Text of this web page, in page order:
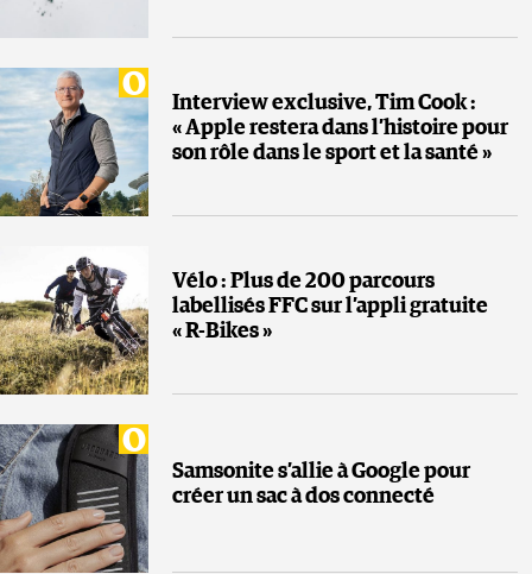
Interview exclusive, Tim Cook :
« Apple restera dans l’histoire pour
son rôle dans le sport et la santé »
Vélo : Plus de 200 parcours
labellisés FFC sur l’appli gratuite
« R-Bikes »
Samsonite s’allie à Google pour
créer un sac à dos connecté